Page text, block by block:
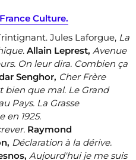
France Culture.
Jules Laforgue, La
Allain Leprest, Avenue
On leur dira. Combien ça
Senghor, Cher Frère
bien que mal. Le Grand
Pays. La Grasse
en 1925.
Raymond
Déclaration à la dérive.
Aujourd'hui je me suis